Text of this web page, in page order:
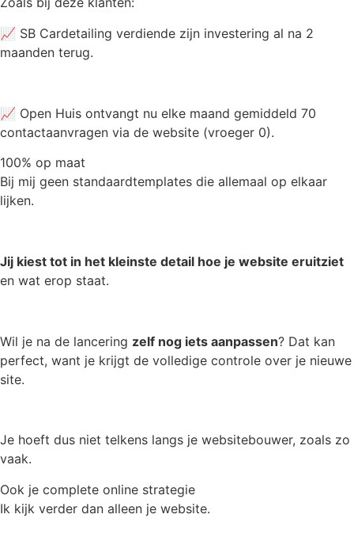
📈 SB Cardetailing verdiende zijn investering al na 2
maanden terug.
📈 Open Huis ontvangt nu elke maand gemiddeld 70
contactaanvragen via de website (vroeger 0).
100% op maat
Bij mij geen standaardtemplates die allemaal op elkaar
lijken.
Jij kiest tot in het kleinste detail hoe je website eruitziet
en wat erop staat.
Wil je na de lancering zelf nog iets aanpassen? Dat kan
perfect, want je krijgt de volledige controle over je nieuwe
site.
Je hoeft dus niet telkens langs je websitebouwer, zoals zo
vaak.
Ook je complete online strategie
Ik kijk verder dan alleen je website.